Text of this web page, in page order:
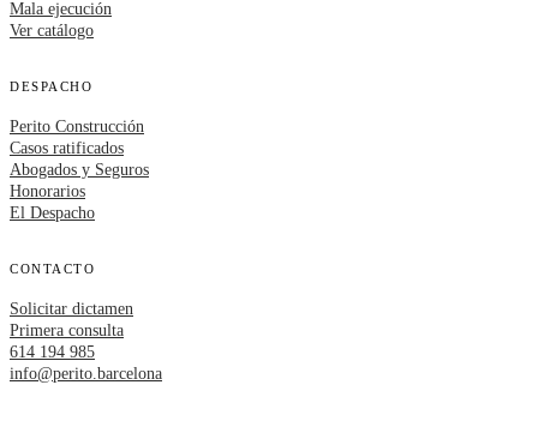
Mala ejecución
Ver catálogo
DESPACHO
Perito Construcción
Casos ratificados
Abogados y Seguros
Honorarios
El Despacho
CONTACTO
Solicitar dictamen
Primera consulta
614 194 985
info@perito.barcelona